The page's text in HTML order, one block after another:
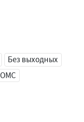
Без выходных
ОМС